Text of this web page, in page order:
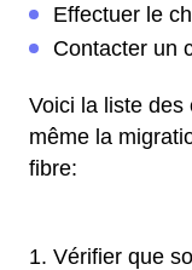
Effectuer le
Contacter un
Voici la liste des
même la
fibre:
Vérifier que